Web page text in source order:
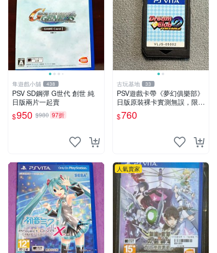
隼遊戲小舖 438
PSV SD鋼彈 G世代 創世 純
日版兩片一起賣
$950 $980 97折
古玩基地 33
PSV遊戲卡帶《夢幻俱樂部》
日版原裝裸卡實測無誤，限S
ONY PSV機支援 psv psv游戲
psv夢幻俱樂部
$760
人氣賣家